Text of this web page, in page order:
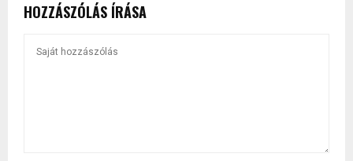
HOZZÁSZÓLÁS ÍRÁSA